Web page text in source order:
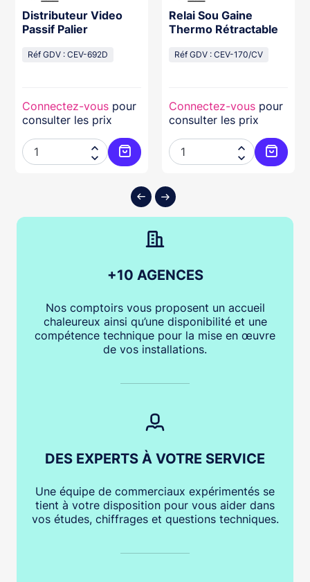
au panier
Distributeur Video
Passif Palier
Réf GDV : CEV-692D
Connectez-vous pour
consulter les prix


Ajouter au panier
Relai Sou Gaine
Thermo Rétractable
Réf GDV : CEV-170/CV
Connectez-vous pour
consulter les prix


+10 AGENCES
Nos comptoirs vous proposent un accueil
chaleureux ainsi qu’une disponibilité et une
compétence technique pour la mise en œuvre
de vos installations.
DES EXPERTS À VOTRE SERVICE
Une équipe de commerciaux expérimentés se
tient à votre disposition pour vous aider dans
vos études, chiffrages et questions techniques.